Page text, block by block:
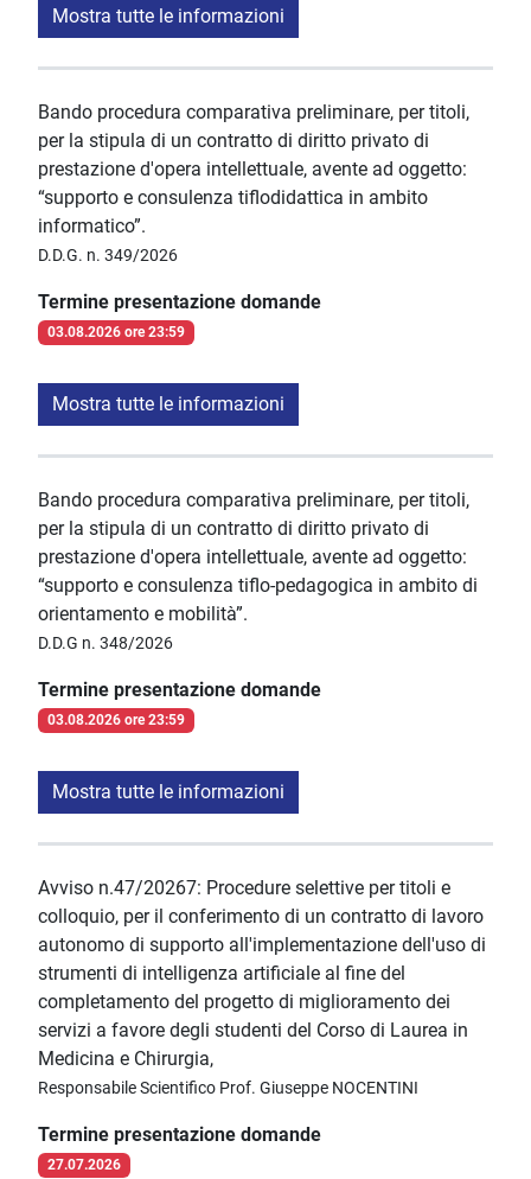
Mostra tutte le informazioni
Bando procedura comparativa preliminare, per titoli,
per la stipula di un contratto di diritto privato di
prestazione d'opera intellettuale, avente ad oggetto:
“supporto e consulenza tiflodidattica in ambito
informatico”.
D.D.G. n. 349/2026
Termine presentazione domande
03.08.2026 ore 23:59
Mostra tutte le informazioni
Bando procedura comparativa preliminare, per titoli,
per la stipula di un contratto di diritto privato di
prestazione d'opera intellettuale, avente ad oggetto:
“supporto e consulenza tiflo-pedagogica in ambito di
orientamento e mobilità”.
D.D.G n. 348/2026
Termine presentazione domande
03.08.2026 ore 23:59
Mostra tutte le informazioni
Avviso n.47/20267: Procedure selettive per titoli e
colloquio, per il conferimento di un contratto di lavoro
autonomo di supporto all'implementazione dell'uso di
strumenti di intelligenza artificiale al fine del
completamento del progetto di miglioramento dei
servizi a favore degli studenti del Corso di Laurea in
Medicina e Chirurgia,
Responsabile Scientifico Prof. Giuseppe NOCENTINI
Termine presentazione domande
27.07.2026